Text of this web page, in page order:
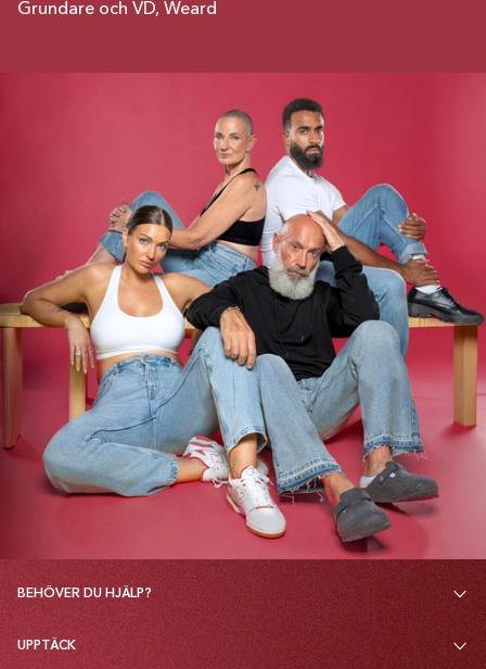
Grundare och VD, Weard
BEHÖVER DU HJÄLP?
UPPTÄCK